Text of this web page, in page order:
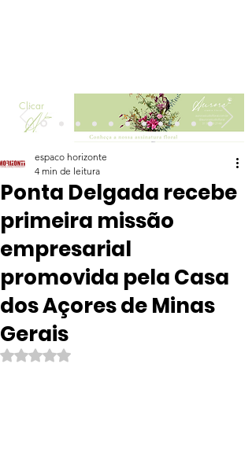
Clicar
Ponta Delgada recebe
primeira missão
empresarial
promovida pela Casa
dos Açores de Minas
Gerais
espaco horizonte
4 min de leitura
Avaliado com NaN de 5 estrelas.